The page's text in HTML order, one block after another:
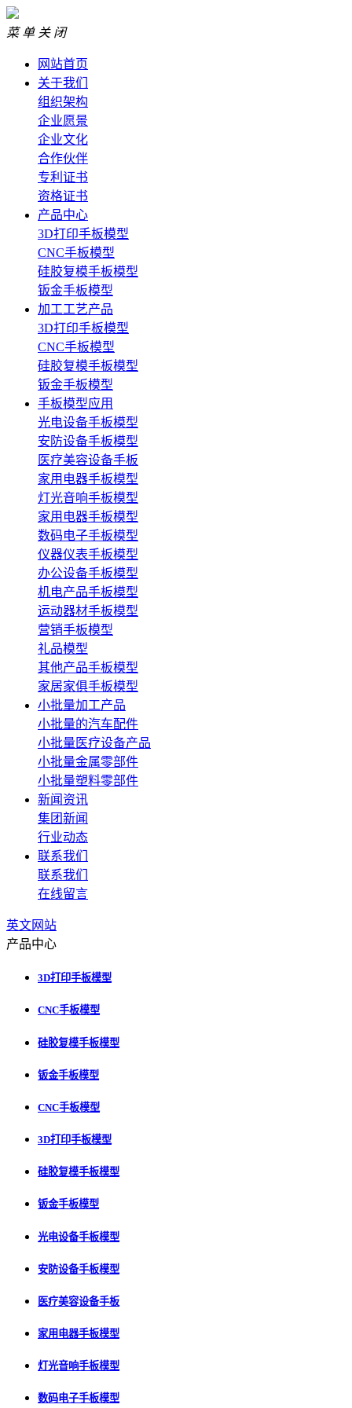
菜 单 关 闭
网站首页
关于我们
组织架构
企业愿景
企业文化
合作伙伴
专利证书
资格证书
产品中心
3D打印手板模型
CNC手板模型
硅胶复模手板模型
钣金手板模型
加工工艺产品
3D打印手板模型
CNC手板模型
硅胶复模手板模型
钣金手板模型
手板模型应用
光电设备手板模型
安防设备手板模型
医疗美容设备手板
家用电器手板模型
灯光音响手板模型
家用电器手板模型
数码电子手板模型
仪器仪表手板模型
办公设备手板模型
机电产品手板模型
运动器材手板模型
营销手板模型
礼品模型
其他产品手板模型
家居家俱手板模型
小批量加工产品
小批量的汽车配件
小批量医疗设备产品
小批量金属零部件
小批量塑料零部件
新闻资讯
集团新闻
行业动态
联系我们
联系我们
在线留言
英文网站
产品中心
3D打印手板模型
CNC手板模型
硅胶复模手板模型
钣金手板模型
CNC手板模型
3D打印手板模型
硅胶复模手板模型
钣金手板模型
光电设备手板模型
安防设备手板模型
医疗美容设备手板
家用电器手板模型
灯光音响手板模型
数码电子手板模型